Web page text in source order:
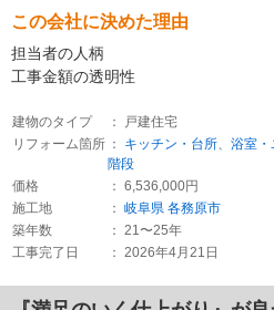
この会社に決めた理由
担当者の人柄
工事金額の透明性
建物のタイプ
： 戸建住宅
リフォーム箇所 ： キッチン・台所、 浴室・
階段
価格
： 6,536,000円
施工地
： 岐阜県 各務原市
築年数
： 21〜25年
工事完了日
： 2026年4月21日